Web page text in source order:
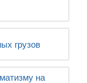
грузов
на